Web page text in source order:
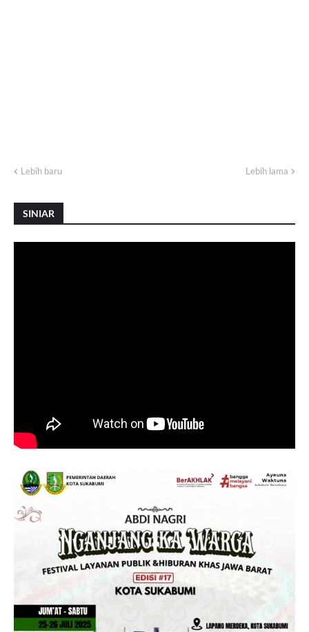
Lebih baru Lebih lama
SINIAR